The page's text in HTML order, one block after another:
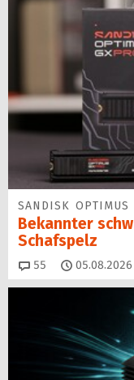
SANDISK
Bekannter
Schafspelz
55 Kommentare
05.08.2026